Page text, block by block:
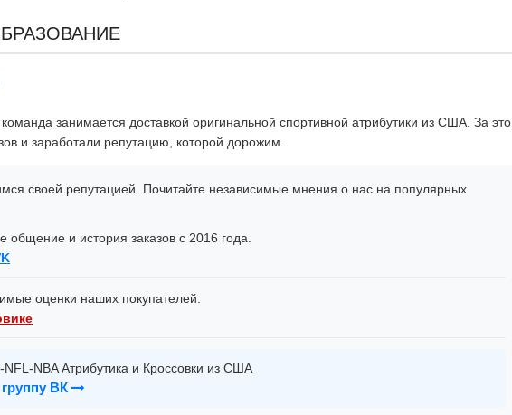
занимается доставкой оригинальной спортивной атрибутики из США. За это
и заработали репутацию, которой дорожим.
своей репутацией. Почитайте независимые мнения о нас на популярных
общение и история заказов с 2016 года.
оценки наших покупателей.
NFL-NBA Атрибутика и Кроссовки из США
ВК